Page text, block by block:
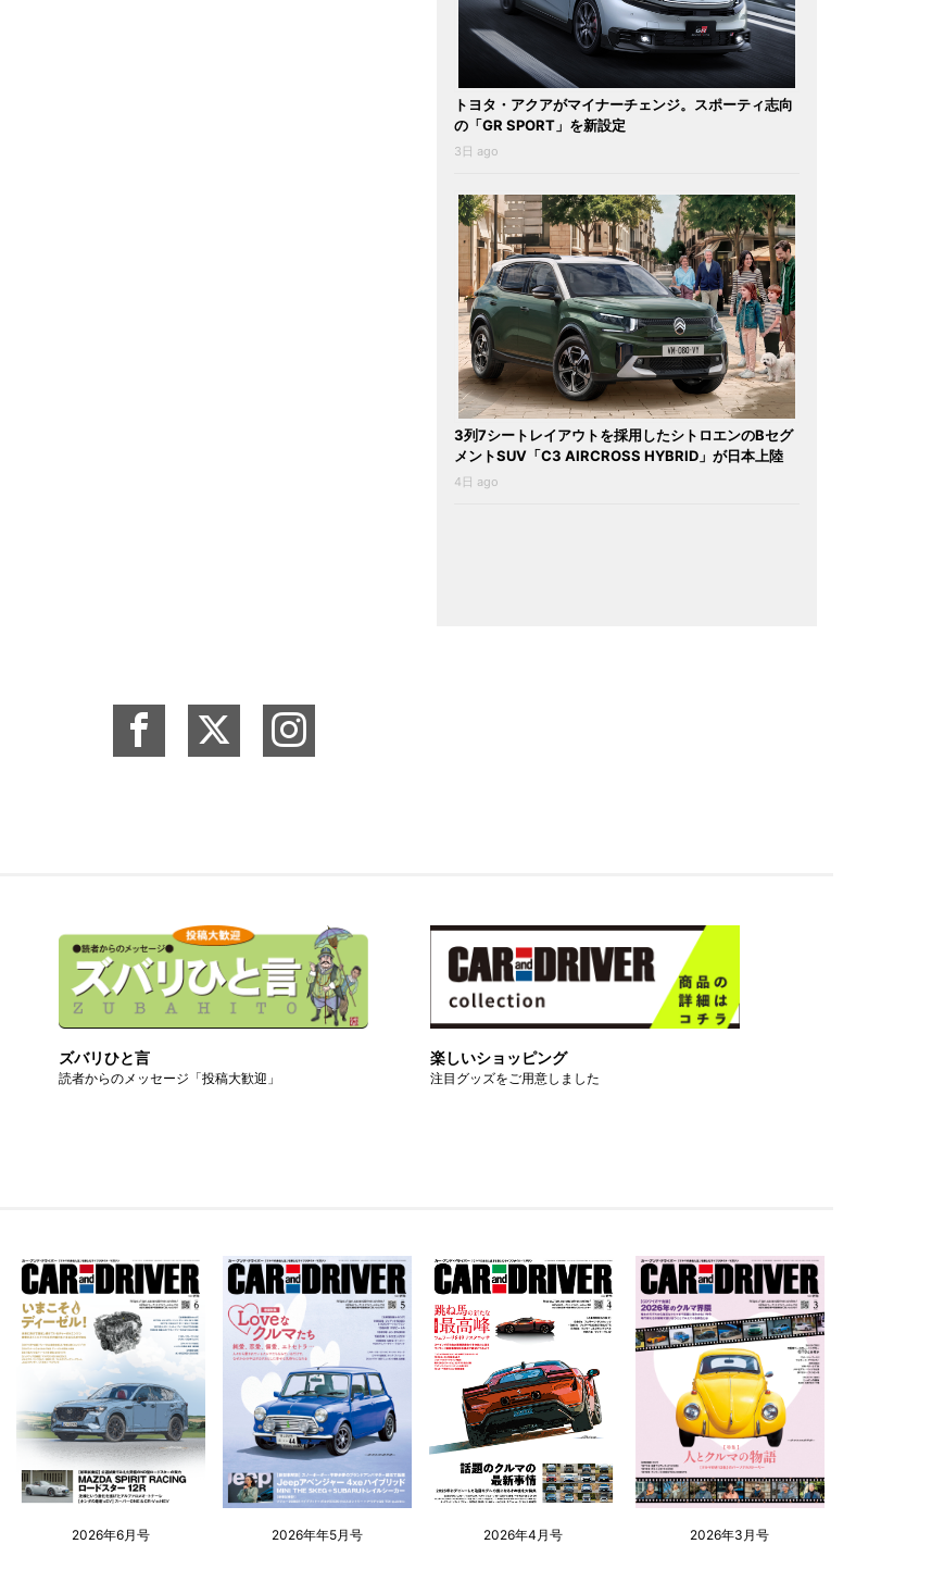
トヨタ・アクアがマイナーチェンジ。スポーティ志向
の「GR SPORT」を新設定
3日 ago
3列7シートレイアウトを採用したシトロエンのBセグ
メントSUV「C3 AIRCROSS HYBRID」が日本上陸
4日 ago
ズバリひと言
読者からのメッセージ「投稿大歓迎」
楽しいショッピング
注目グッズをご用意しました
2026年6月号 2026年年5月号 2026年4月号 2026年3月号